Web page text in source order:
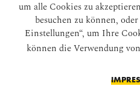
Classic Pass Plus
um alle Cookies zu
besuchen zu können,
Einstellungen“, um Ihre
können die Verwendung